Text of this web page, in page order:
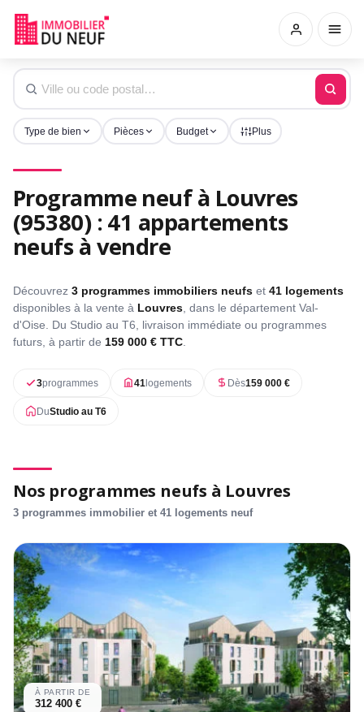
Type de bien Pièces Budget Plus
Programme neuf à Louvres
(95380) : 41 appartements
neufs à vendre
Découvrez 3 programmes immobiliers neufs et 41 logements
disponibles à la vente à Louvres , dans le département Val-
d'Oise. Du Studio au T6, livraison immédiate ou programmes
futurs, à partir de 159 000 € TTC
3programmes 41logements Dès159 000 €
DuStudio au T6
Nos programmes neufs à Louvres
3 programmes immobilier et 41 logements neuf
À PARTIR DE
312 400 €